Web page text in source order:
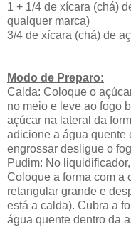
1 + 1/4 de xícara (chá)
qualquer marca)
3/4 de xícara (chá) de
Modo de Preparo:
Calda: Coloque o
no meio e leve ao fogo
açúcar na lateral da
adicione a água quente
engrossar desligue o
Pudim: No
Coloque a forma com a
retangular grande e
está a calda). Cubra a
água quente dentro da